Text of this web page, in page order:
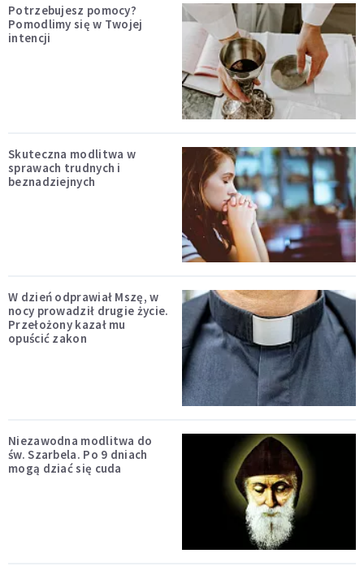
Potrzebujesz pomocy?
Pomodlimy się w Twojej
intencji
Skuteczna modlitwa w
sprawach trudnych i
beznadziejnych
W dzień odprawiał Mszę, w
nocy prowadził drugie życie.
Przełożony kazał mu
opuścić zakon
Niezawodna modlitwa do
św. Szarbela. Po 9 dniach
mogą dziać się cuda